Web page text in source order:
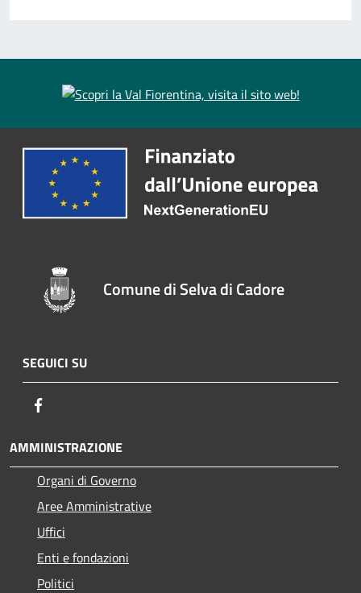
Comune di Selva di Cadore
SEGUICI SU
AMMINISTRAZIONE
Organi di Governo
Aree Amministrative
Uffici
Enti e fondazioni
Politici